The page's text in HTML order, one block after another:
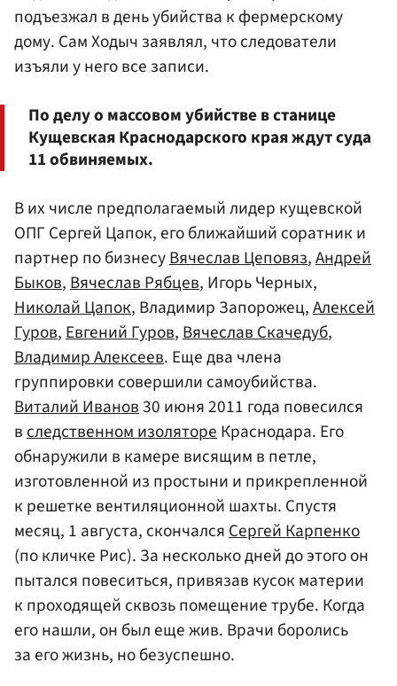
подъезжал в день убийства к фермерскому
дому. Сам Ходыч заявлял, что следователи
изъяли у него все записи.
По делу о массовом убийстве в станице
Кущевская Краснодарского края ждут суда
11 обвиняемых.
В их числе предполагаемый лидер кущевской
ОПГ Сергей Цапок, его ближайший соратник и
партнер по бизнесуВячеслав Цеповяз,Андрей
Быков,Вячеслав Рябцев, Игорь Черных,
Николай Цапок, Владимир Запорожец,Алексей
Гуров,Евгений Гуров,Вячеслав Скачедуб,
Владимир Алексеев. Еще два члена
группировки совершили самоубийства.
Виталий Иванов30 июня 2011 года повесился
вследственном изолятореКраснодара. Его
обнаружили в камере висящим в петле,
изготовленной из простыни и прикрепленной
к решетке вентиляционной шахты. Спустя
месяц, 1 августа, скончалсяСергей Карпенко
(по кличке Рис). За несколько дней до этого он
пытался повеситься, привязав кусок материи
к проходящей сквозь помещение трубе. Когда
его нашли, он был еще жив. Врачи боролись
за его жизнь, но безуспешно.